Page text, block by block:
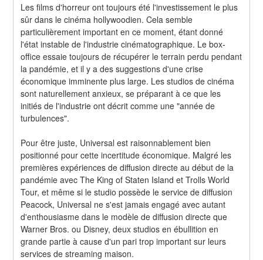
Les films d'horreur ont toujours été l'investissement le plus
sûr dans le cinéma hollywoodien. Cela semble
particulièrement important en ce moment, étant donné
l'état instable de l'industrie cinématographique. Le box-
office essaie toujours de récupérer le terrain perdu pendant
la pandémie, et il y a des suggestions d'une crise
économique imminente plus large. Les studios de cinéma
sont naturellement anxieux, se préparant à ce que les
initiés de l'industrie ont décrit comme une "année de
turbulences".
Pour être juste, Universal est raisonnablement bien
positionné pour cette incertitude économique. Malgré les
premières expériences de diffusion directe au début de la
pandémie avec The King of Staten Island et Trolls World
Tour, et même si le studio possède le service de diffusion
Peacock, Universal ne s'est jamais engagé avec autant
d'enthousiasme dans le modèle de diffusion directe que
Warner Bros. ou Disney, deux studios en ébullition en
grande partie à cause d'un pari trop important sur leurs
services de streaming maison.